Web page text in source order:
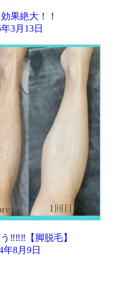
果絶大！！
3月13日
‼️‼️‼️【脚脱毛】
年8月9日